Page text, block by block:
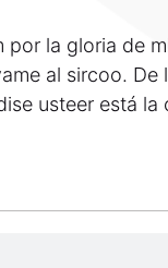
por la gloria de
al sircoo. De
usteer está la